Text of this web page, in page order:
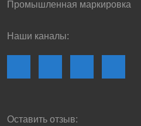
Промышленная маркировка
Наши каналы:
Оставить отзыв: